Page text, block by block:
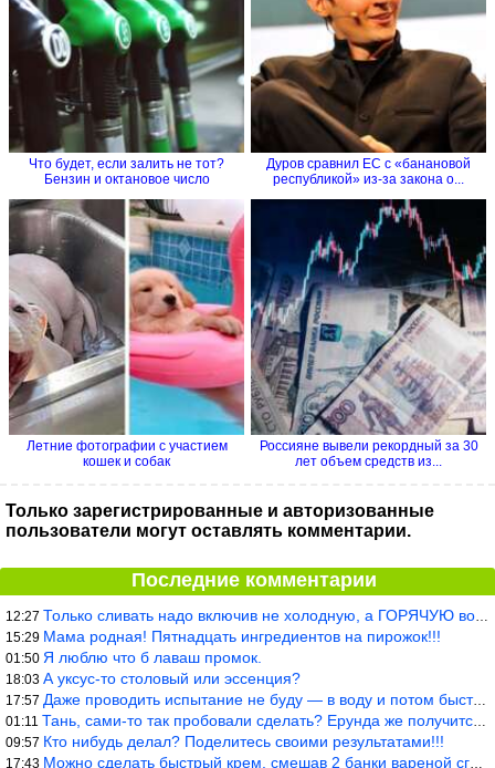
Что будет, если залить не тот?
Бензин и октановое число
Дуров сравнил ЕС с «банановой
республикой» из-за закона о...
Летние фотографии с участием
кошек и собак
Россияне вывели рекордный за 30
лет объем средств из...
Только зарегистрированные и авторизованные
пользователи могут оставлять комментарии.
Последние комментарии
12:27 Только сливать надо включив не холодную, а ГОРЯЧУЮ воду. Трубы в
15:29 Мама родная! Пятнадцать ингредиентов на пирожок!!!
01:50 Я люблю что б лаваш промок.
18:03 А уксус-то столовый или эссенция?
17:57 Даже проводить испытание не буду — в воду и потом быстро в раска
01:11 Тань, сами-то так пробовали сделать? Ерунда же получится. Нет, с
09:57 Кто нибудь делал? Поделитесь своими результатами!!!
17:43 Можно сделать быстрый крем, смешав 2 банки вареной сгущенки со с